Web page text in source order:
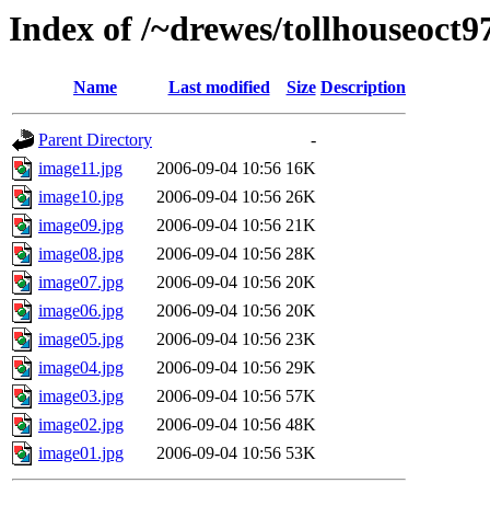
Index of /~drewes/
Name Last modified Size Description
Parent Directory
-
image11.jpg
2006-09-04 10:56 16K
image10.jpg
2006-09-04 10:56 26K
image09.jpg
2006-09-04 10:56 21K
image08.jpg
2006-09-04 10:56 28K
image07.jpg
2006-09-04 10:56 20K
image06.jpg
2006-09-04 10:56 20K
image05.jpg
2006-09-04 10:56 23K
image04.jpg
2006-09-04 10:56 29K
image03.jpg
2006-09-04 10:56 57K
image02.jpg
2006-09-04 10:56 48K
image01.jpg
2006-09-04 10:56 53K